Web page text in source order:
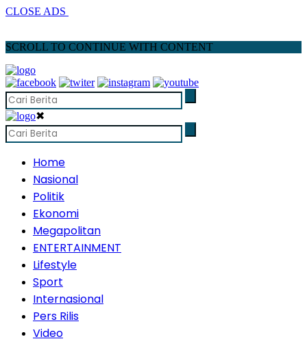
CLOSE ADS
SCROLL TO CONTINUE WITH CONTENT
✖
Home
Nasional
Politik
Ekonomi
Megapolitan
ENTERTAINMENT
Lifestyle
Sport
Internasional
Pers Rilis
Video